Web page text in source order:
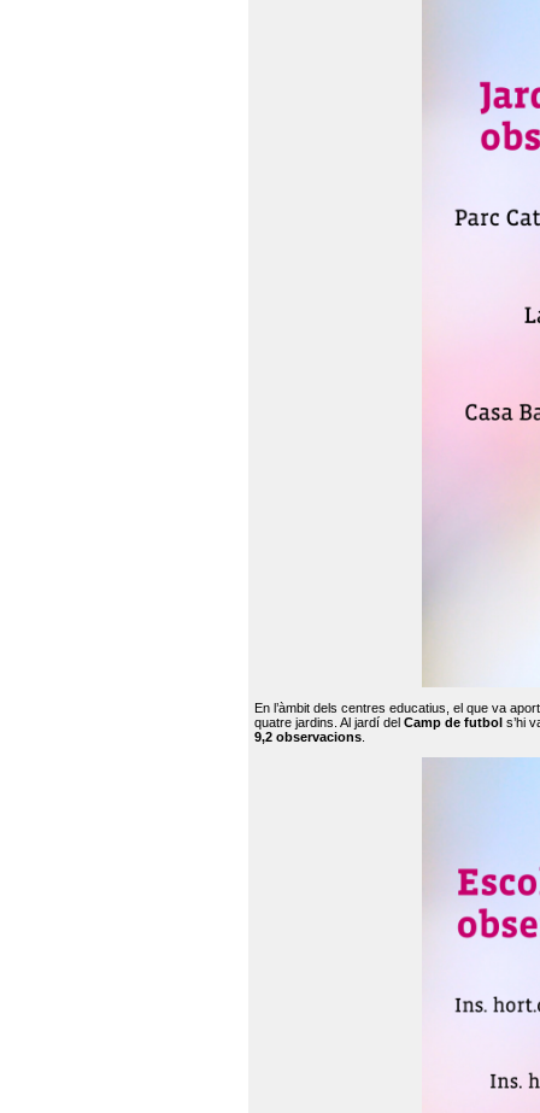
En l’àmbit dels centres educatius, el que va
quatre jardins. Al jardí del Camp de futbol s’hi
9,2 observacions